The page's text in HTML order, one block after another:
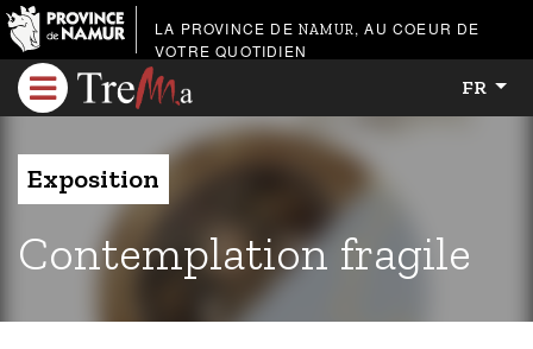
LA PROVINCE DE NAMUR, AU COEUR DE
VOTRE QUOTIDIEN
FR
Exposition
Contemplation fragile